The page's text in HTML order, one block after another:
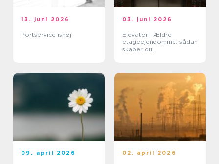
13. juni 2026
Portservice ishøj
03. juni 2026
Elevator i Ældre
etageejendomme: sådan
skaber du
09. april 2026 02. april 2026